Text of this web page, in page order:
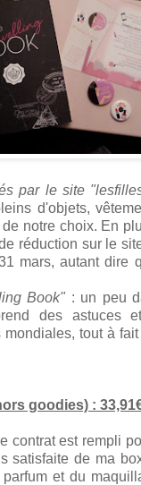
par le site
d'objets,
notre choix. En
réduction sur le
mars, autant dire
Book" : un peu
des astuces
tout à
goodies) :
contrat est rempli
satisfaite de ma
et du